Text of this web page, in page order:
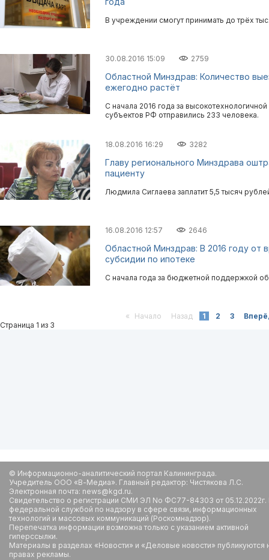
В учреждении смогут принимать до трёх
30.08.2016 15:09 2759
Областной Минздрав: Количество
ежегодно растёт
С начала 2016 года за
субъектов РФ отправились 233 человека.
18.08.2016 16:29 3282
Главу регионального Минздрава
пациенту
Людмила Сиглаева заплатит 5,5 тысяч
16.08.2016 12:57 2646
Областной Минздрав: В 2016 году от
субсидии по ипотеке
С начала года за бюджетной поддержкой
« Начало Назад 1 2 3
Страница 1 из 3
© Информационно-аналитический портал Калининграда.
Учредитель ООО «В-Медиа». Главный редактор: Чистякова Л.С.
Электронная почта: news@kgd.ru.
Свидетельство о регистрации СМИ ЭЛ No ФС77-84303 от
федеральной службой по надзору в сфере связи, информационных
технологий и массовых коммуникаций (Роскомнадзор).
Перепечатка информации возможна только с указанием активной
гиперссылки.
Материалы в разделах «Новости» и «Деловые новости» публикуются
правах рекламы.